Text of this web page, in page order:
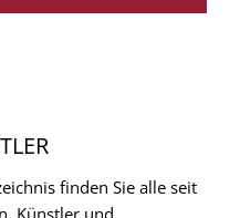
finden Sie alle seit
Künstler und